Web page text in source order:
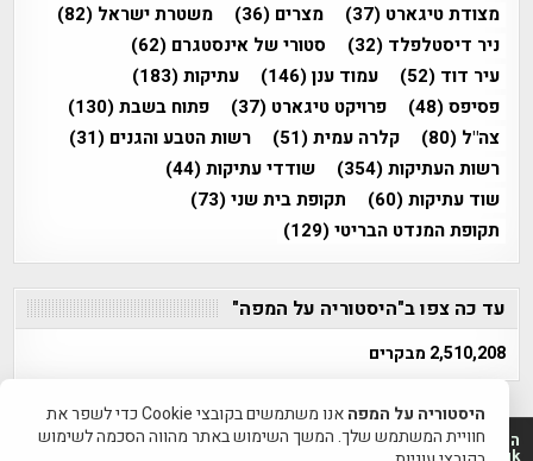
מצודת טיגארט (37) מצרים (36) משטרת ישראל (82)
ניר דיסטלפלד (32) סטורי של אינסטגרם (62)
עיר דוד (52) עמוד ענן(146) עתיקות(183)
פסיפס(48) פרויקט טיגארט (37) פתוח בשבת(130)
צה"ל (80) קלרה עמית(51) רשות הטבע והגנים (31)
רשות העתיקות(354) שודדי עתיקות(44)
שוד עתיקות(60) תקופת בית שני(73)
תקופת המנדט הבריטי(129)
עד כה צפו ב"היסטוריה על המפה"
2,510,208 מבקרים
היסטוריה על המפה 2011-2026 | פרוייקט טיגארט 2012-2026|
היסטוריה על המפה
אנו משתמשים בקובצי Cookie כדי לשפר את
חוויית המשתמש שלך. המשך השימוש באתר מהווה הסכמה לשימוש